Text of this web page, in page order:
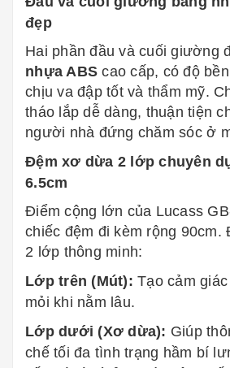
đẹp
Hai phần đầu và cuối giường
nhựa ABS cao cấp, có độ
chịu va đập tốt và thẩm mỹ.
tháo lắp dễ dàng, thuận tiện
người nhà đứng chăm sóc ở
Đệm xơ dừa 2 lớp chuyên
6.5cm
Điểm cộng lớn của Lucass
chiếc đệm đi kèm rộng 90cm.
2 lớp thông minh:
Lớp trên (Mút): Tạo cảm
mỏi khi nằm lâu.
Lớp dưới (Xơ dừa): Giúp
chế tối đa tình trạng hầm bí